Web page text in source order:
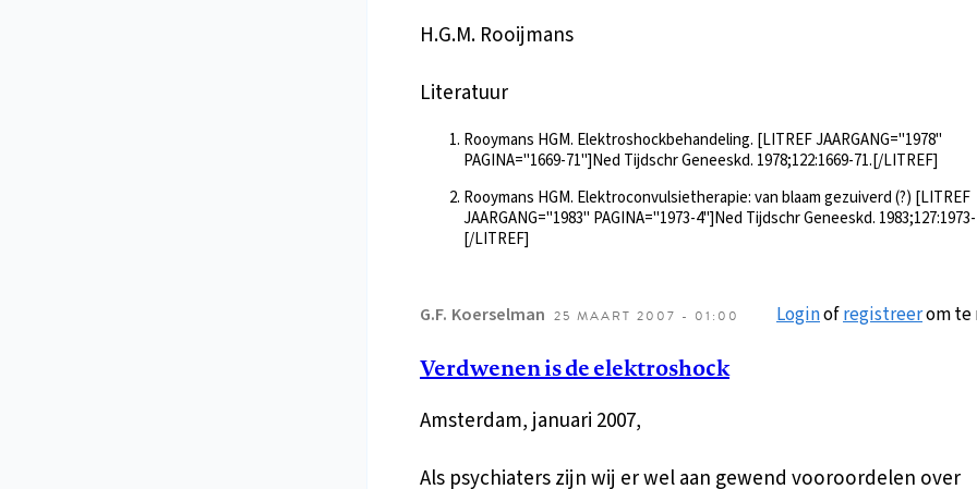
H.G.M. Rooijmans
Literatuur
Rooymans HGM. Elektroshockbehandeling. [LITREF JAARGANG="1978"
PAGINA="1669-71"]Ned Tijdschr Geneeskd. 1978;122:1669-71.[/LITREF]
Rooymans HGM. Elektroconvulsietherapie: van blaam gezuiverd (?) [LITREF
JAARGANG="1983" PAGINA="1973-4"]Ned Tijdschr Geneeskd.
[/LITREF]
G.F. Koerselman 25 MAART 2007 - 01:00 Loginofregistreerom te
Verdwenen is de elektroshock
Amsterdam, januari 2007,
Als psychiaters zijn wij er wel aan gewend vooroordelen over